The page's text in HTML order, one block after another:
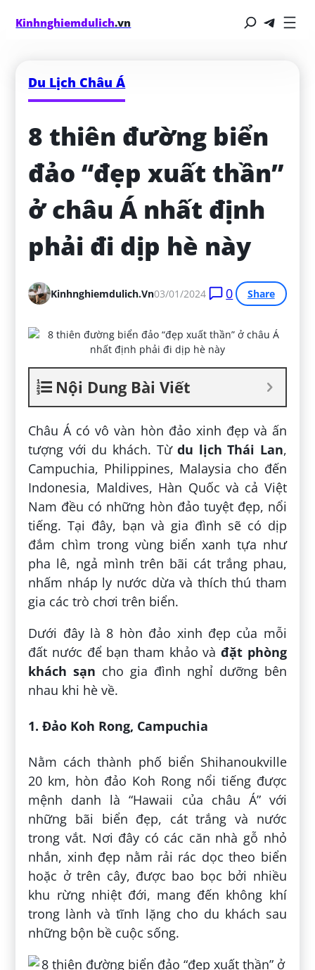
Kinhnghiemdulich.vn
Du Lịch Châu Á
8 thiên đường biển
đảo “đẹp xuất thần”
ở châu Á nhất định
phải đi dịp hè này
Kinhnghiemdulich.vn03/01/2024 0 Share
Nội Dung Bài Viết
Châu Á có vô vàn hòn đảo xinh đẹp và ấn
tượng với du khách. Từdu lịch Thái Lan,
Campuchia, Philippines, Malaysia cho đến
Indonesia, Maldives, Hàn Quốc và cả Việt
Nam đều có những hòn đảo tuyệt đẹp, nổi
tiếng. Tại đây, bạn và gia đình sẽ có dịp
đắm chìm trong vùng biển xanh tựa như
pha lê, ngả mình trên bãi cát trắng phau,
nhấm nháp ly nước dừa và thích thú tham
gia các trò chơi trên biển.
Dưới đây là 8 hòn đảo xinh đẹp của mỗi
đất nước để bạn tham khảo vàđặt phòng
khách sạn cho gia đình nghỉ dưỡng bên
nhau khi hè về.
1. Đảo Koh Rong, Campuchia
Nằm cách thành phố biển Shihanoukville
20 km, hòn đảo Koh Rong nổi tiếng được
mệnh danh là “Hawaii của châu Á” với
những bãi biển đẹp, cát trắng và nước
trong vắt. Nơi đây có các căn nhà gỗ nhỏ
nhắn, xinh đẹp nằm rải rác dọc theo biển
hoặc ở trên cây, được bao bọc bởi nhiều
khu rừng nhiệt đới, mang đến không khí
trong lành và tĩnh lặng cho du khách sau
những bộn bề cuộc sống.